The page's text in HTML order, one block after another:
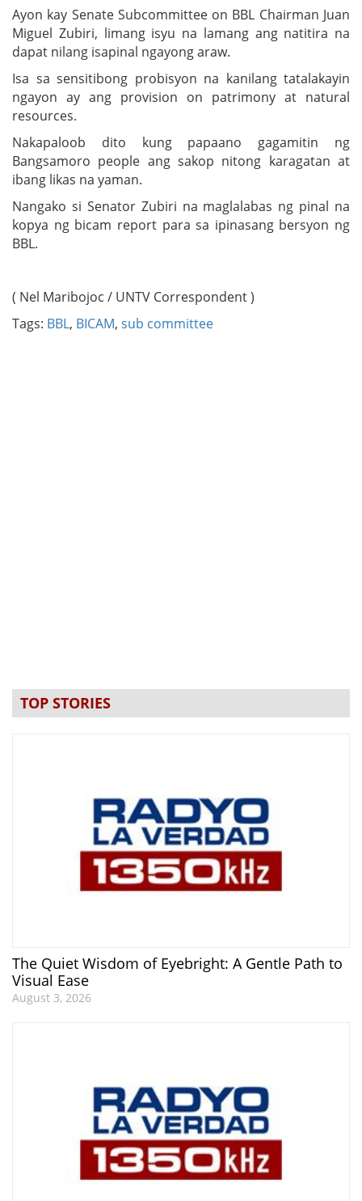
Ayon kay Senate Subcommittee on BBL Chairman Juan
Miguel Zubiri, limang isyu na lamang ang natitira na
dapat nilang isapinal ngayong araw.
Isa sa sensitibong probisyon na kanilang tatalakayin
ngayon ay ang provision on patrimony at natural
resources.
Nakapaloob dito kung papaano gagamitin ng
Bangsamoro people ang sakop nitong karagatan at
ibang likas na yaman.
Nangako si Senator Zubiri na maglalabas ng pinal na
kopya ng bicam report para sa ipinasang bersyon ng
BBL.
( Nel Maribojoc / UNTV Correspondent )
Tags: BBL, BICAM, sub committee
TOP STORIES
The Quiet Wisdom of Eyebright: A Gentle Path to
Visual Ease
August 3, 2026